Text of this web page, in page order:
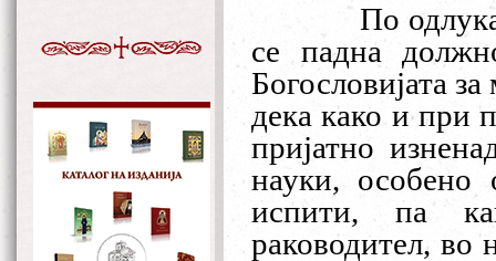
По
се падна
Богословијата
дека како и при
пријатно
науки, особено
испити, па
раководител, во